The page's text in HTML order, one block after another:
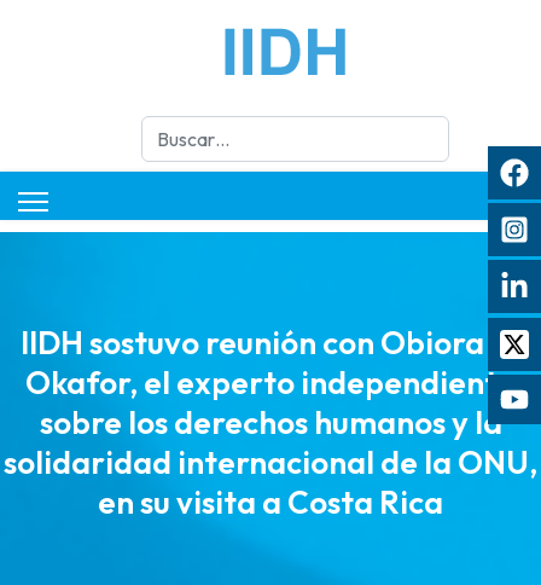
Buscar
IIDH sostuvo reunión con Obiora C.
Okafor, el experto independiente
sobre los derechos humanos y la
solidaridad internacional de la ONU,
en su visita a Costa Rica